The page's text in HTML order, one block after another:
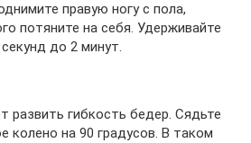
правую ногу с пола,
потяните на себя. Удерживайте
до 2 минут.
развить гибкость бедер. Сядьте
колено на 90 градусов. В таком